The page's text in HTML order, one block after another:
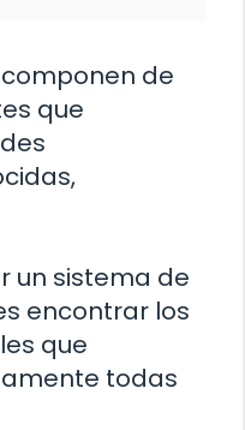
de
que
un sistema de
encontrar los
que
todas